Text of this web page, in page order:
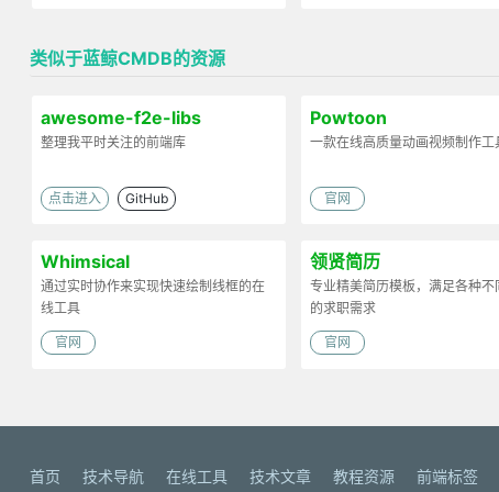
类似于蓝鲸CMDB的资源
awesome-f2e-libs
整理我平时关注的前端库
点击进入 GitHub
Powtoon
一款在线高质量动画视频制作工
官网
Whimsical
通过实时协作来实现快速绘制线框的在
线工具
官网
领贤简历
专业精美简历模板，满足各种不
的求职需求
官网
首页 技术导航 在线工具 技术文章 教程资源 前端标签